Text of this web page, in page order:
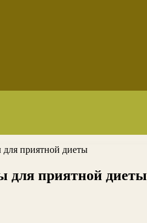
приятной диеты
для приятной диеты